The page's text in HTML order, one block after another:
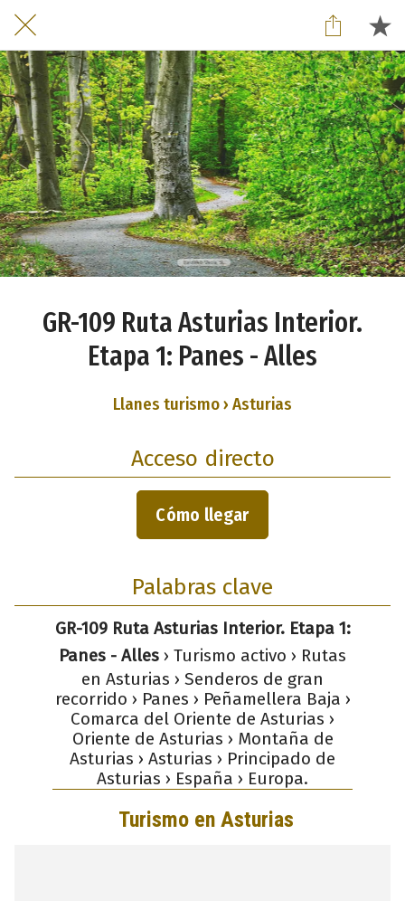
GR-109 Ruta Asturias Interior.
Etapa 1: Panes - Alles
Llanes turismo › Asturias
Acceso directo
Cómo llegar
Palabras clave
GR-109 Ruta Asturias Interior. Etapa 1:
Panes - Alles › Turismo activo › Rutas
en Asturias › Senderos de gran
recorrido › Panes › Peñamellera Baja ›
Comarca del Oriente de Asturias ›
Oriente de Asturias › Montaña de
Asturias › Asturias › Principado de
Asturias › España › Europa.